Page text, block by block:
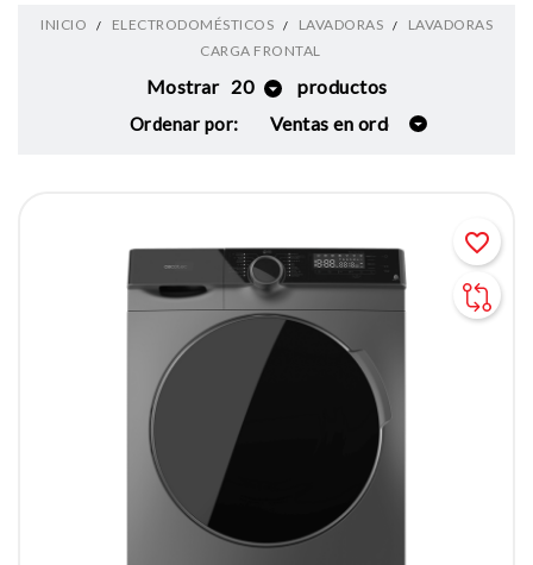
INICIO ELECTRODOMÉSTICOS LAVADORAS
LAVADORAS
CARGA FRONTAL
Mostrar 20 productos
Ordenar por:
favorite_border